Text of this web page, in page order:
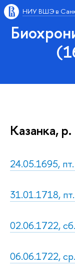
НИУ ВШЭ в
Казанка, р.
24.05.1695,
31.01.1718,
02.06.1722,
06.06.1722,